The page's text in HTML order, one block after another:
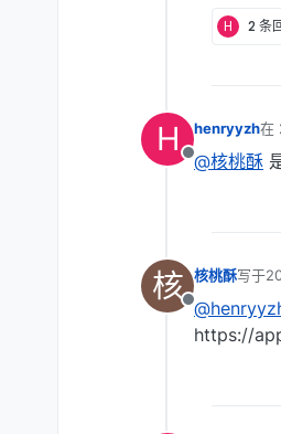
H 2 条
H
离线
henryyzh在
最
@核桃酥
核
离线
核桃酥写于
最后
https://